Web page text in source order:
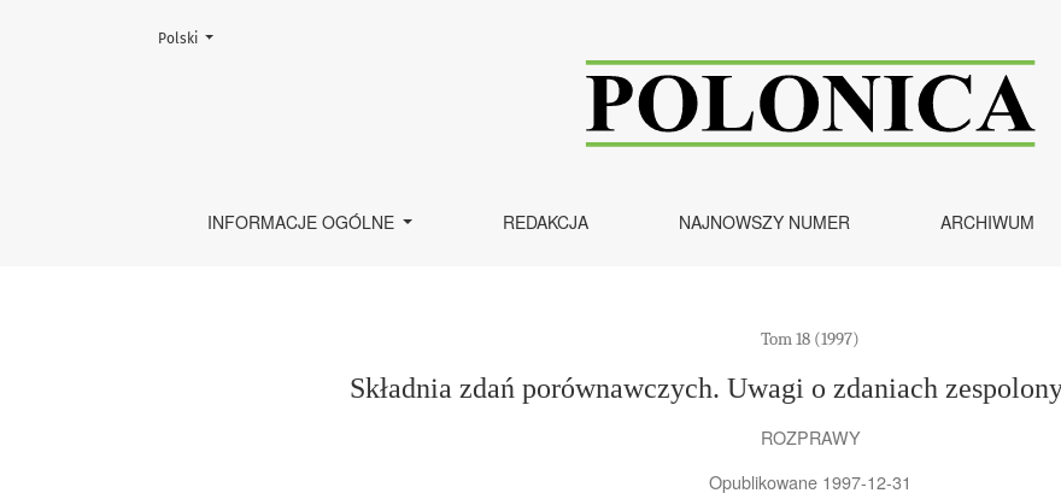
Składnia zdań porównawczych. Uwagi o zdaniach zespolonych spójnikiem niż
INFORMACJE OGÓLNE REDAKCJA NAJNOWSZY NUMER ARCHIWUM
Zmień język, obecnie wybrany to:
Polski
Tom 18 (1997)
Składnia zdań porównawczych. Uwagi o zdaniach
ROZPRAWY
Opublikowane 1997-12-31